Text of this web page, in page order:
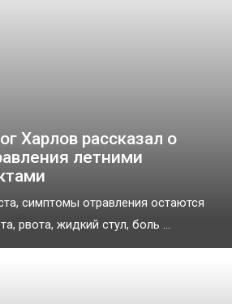
Харлов рассказал о
летними
симптомы отравления остаются
рвота, жидкий стул, боль ...